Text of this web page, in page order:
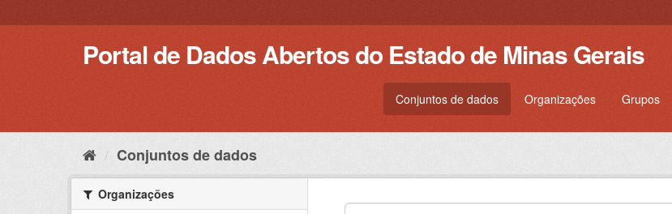
para
Portal de Dados Abertos do Estado de Minas Gerais
Conjuntos de dados Organizações Grupos
Conjuntos de dados
Organizações